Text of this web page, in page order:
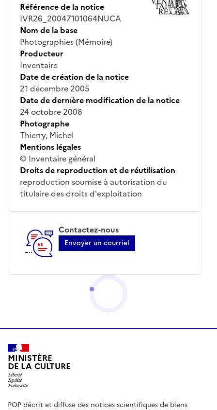
Référence de la notice
IVR26_20047101064NUCA
Nom de la base
Photographies (Mémoire)
Producteur
Inventaire
Date de création de la notice
21 décembre 2005
Date de dernière modification de la notice
24 octobre 2008
Photographe
Thierry, Michel
Mentions légales
© Inventaire général
Droits de reproduction et de réutilisation
reproduction soumise à autorisation du
titulaire des droits d'exploitation
Contactez-nous
Envoyer un courriel
MINISTÈRE
DE LA CULTURE
POP décrit et diffuse des notices scientifiques de biens